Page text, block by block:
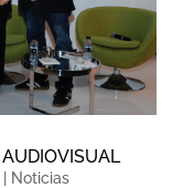
Noticias